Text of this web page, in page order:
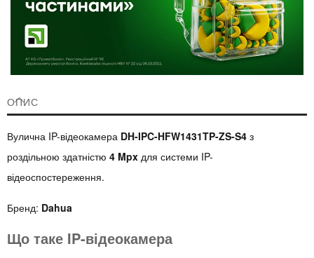
ОПИС
Вулична IP-відеокамера DH-IPC-HFW1431TP-ZS-S4 з
роздільною здатністю 4 Mpx для системи IP-
відеоспостереження.
Бренд: Dahua
Що таке IP-відеокамера